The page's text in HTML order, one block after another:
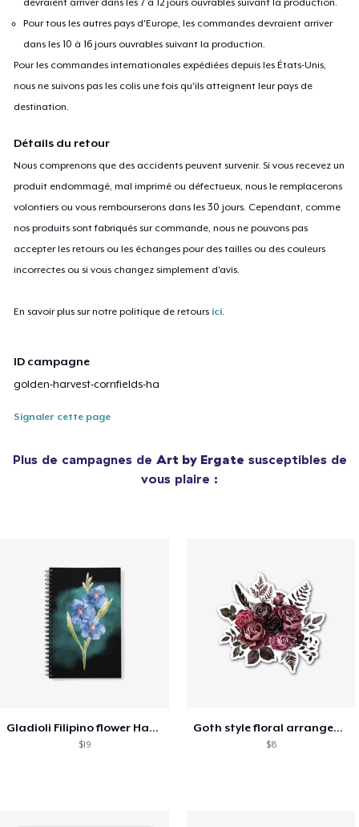
devraient arriver dans les 7 à 12 jours ouvrables suivant la production.
Pour tous les autres pays d'Europe, les commandes devraient arriver
dans les 10 à 16 jours ouvrables suivant la production.
Pour les commandes internationales expédiées depuis les États-Unis,
nous ne suivons pas les colis une fois qu'ils atteignent leur pays de
destination.
Détails du retour
Nous comprenons que des accidents peuvent survenir. Si vous recevez un
produit endommagé, mal imprimé ou défectueux, nous le remplacerons
volontiers ou vous rembourserons dans les 30 jours. Cependant, comme
nos produits sont fabriqués sur commande, nous ne pouvons pas
accepter les retours ou les échanges pour des tailles ou des couleurs
incorrectes ou si vous changez simplement d'avis.
En savoir plus sur notre politique de retours ici.
ID campagne
golden-harvest-cornfields-ha
Signaler cette page
Plus de campagnes de Art by Ergate susceptibles de
vous plaire :
Gladioli Filipino flower Hand
$19
Goth style floral arrangement
$8